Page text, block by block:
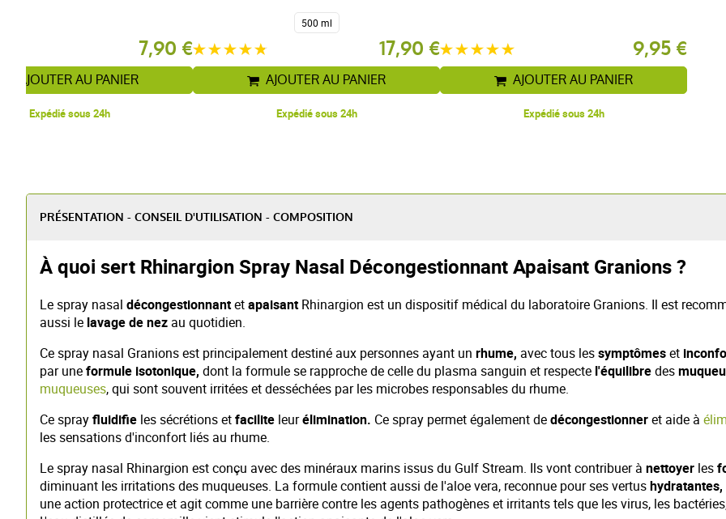
7,90 €
AJOUTER AU PANIER
Expédié sous 24h
500 ml
17,90 €
AJOUTER AU PANIER
Expédié sous 24h
9,95 €
AJOUTER AU PANIER
Expédié sous 24h
PRÉSENTATION - CONSEIL D'UTILISATION - COMPOSITION
À quoi sert Rhinargion Spray Nasal Décongestionnant Apaisant Granions ?
Le spray nasal décongestionnantetapaisantRhinargion est un dispositif médical du laboratoire Granions. Il est
aussi le lavage de nez au quotidien.
Ce spray nasal Granions est principalement destiné aux personnes ayant un rhume, avec tous lessymptômeset
par uneformule isotonique, dont la formule se rapproche de celle du plasma sanguin et respecte l'équilibredes
muqueuses, qui sont souvent irritées et desséchées par les microbes responsables du rhume.
Ce sprayfluidifie les sécrétions etfacilite leurélimination. Ce spray permet également dedécongestionneret aide à
les sensations d'inconfort liés au rhume.
Le spray nasal Rhinargion est conçu avec des minéraux marins issus du Gulf Stream. Ils vont contribuer à nettoyer les
diminuant les irritations des muqueuses. La formule contient aussi de l'aloe vera, reconnue pour ses vertus
une action protectrice et agit comme une barrière contre les agents pathogènes et irritants tels que les virus, les